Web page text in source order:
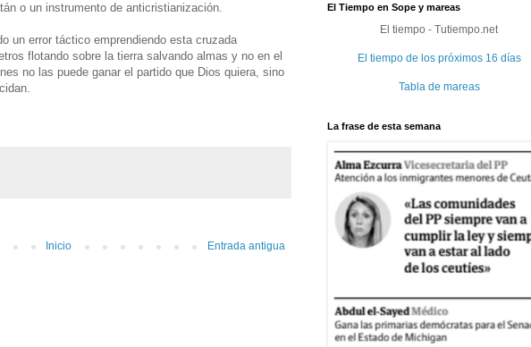
o un instrumento de anticristianización.
un error táctico emprendiendo esta cruzada
flotando sobre la tierra salvando almas y no en el
no las puede ganar el partido que Dios quiera, sino
Entrada antigua
Inicio
El Tiempo en Sope y mareas
El tiempo - Tutiempo.net
El tiempo de los próximos 16 días
Tabla de mareas
La frase de esta semana